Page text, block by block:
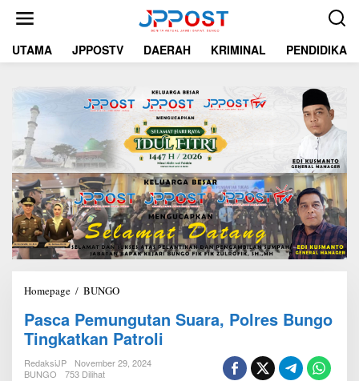
t
UTAMA JPPOSTV DAERAH KRIMINAL PENDIDIKAN
Homepage / BUNGO
s
c
a
P
Pasca Pemungutan Suara, Polres Bungo
Tingkatkan Patroli
RedaksiJP
November 29, 2024
BUNGO
753 Dilihat